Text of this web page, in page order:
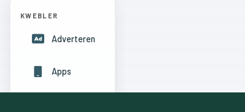
KWEBLER
Adverteren
Apps